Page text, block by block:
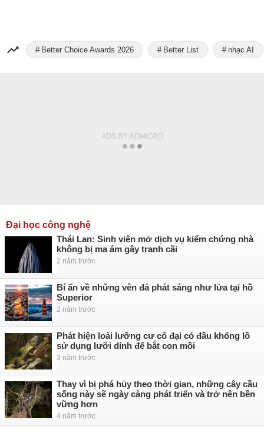
Better Choice Awards 2026 Better List nhạc AI
Đại học công nghệ
Thái Lan: Sinh viên mở dịch vụ kiểm chứng nhà
không bị ma ám gây tranh cãi
2 năm trước
Bí ẩn về những vên đá phát sáng như lửa tại hồ
Superior
2 năm trước
Phát hiện loài lưỡng cư cổ đại có đầu khổng lồ
sử dụng lưỡi dính để bắt con mồi
3 năm trước
Thay vì bị phá hủy theo thời gian, những cây cầu
sống này sẽ ngày càng phát triển và trở nên bền
vững hơn
4 năm trước